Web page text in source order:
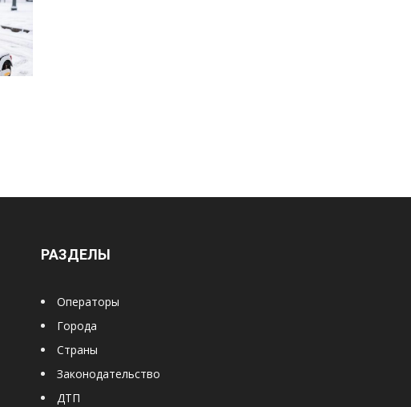
РАЗДЕЛЫ
Операторы
Города
Страны
Законодательство
ДТП